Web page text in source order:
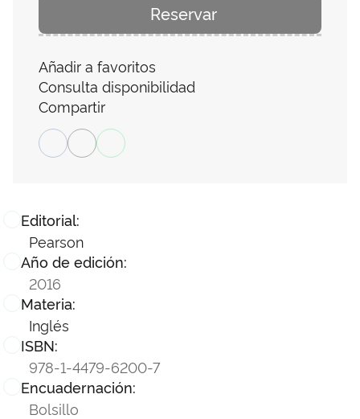
Editorial:
Pearson
Año de edición:
2016
Materia:
Inglés
ISBN:
978-1-4479-6200-7
Encuadernación:
Bolsillo
Reservar
Añadir a favoritos
Consulta disponibilidad
Compartir